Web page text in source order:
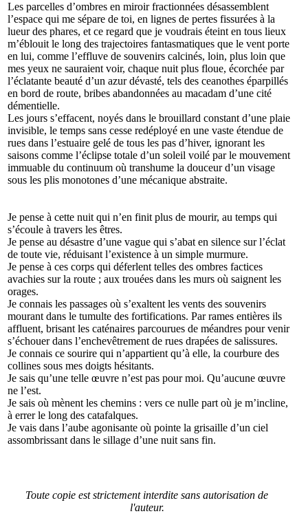
Les parcelles d’ombres en miroir fractionnées désassemblent
l’espace qui me sépare de toi, en lignes de pertes fissurées à la
lueur des phares, et ce regard que je voudrais éteint en tous lieux
m’éblouit le long des trajectoires fantasmatiques que le vent porte
en lui, comme l’effluve de souvenirs calcinés, loin, plus loin que
mes yeux ne sauraient voir, chaque nuit plus floue, écorchée par
l’éclatante beauté d’un azur dévasté, tels des ceanothes éparpillés
en bord de route, bribes abandonnées au macadam d’une cité
démentielle.
Les jours s’effacent, noyés dans le brouillard constant d’une plaie
invisible, le temps sans cesse redéployé en une vaste étendue de
rues dans l’estuaire gelé de tous les pas d’hiver, ignorant les
saisons comme l’éclipse totale d’un soleil voilé par le mouvement
immuable du continuum où transhume la douceur d’un visage
sous les plis monotones d’une mécanique abstraite.
Je pense à cette nuit qui n’en finit plus de mourir, au temps qui
s’écoule à travers les êtres.
Je pense au désastre d’une vague qui s’abat en silence sur l’éclat
de toute vie, réduisant l’existence à un simple murmure.
Je pense à ces corps qui déferlent telles des ombres factices
avachies sur la route ; aux trouées dans les murs où saignent les
orages.
Je connais les passages où s’exaltent les vents des souvenirs
mourant dans le tumulte des fortifications. Par rames entières ils
affluent, brisant les caténaires parcourues de méandres pour venir
s’échouer dans l’enchevêtrement de rues drapées de salissures.
Je connais ce sourire qui n’appartient qu’à elle, la courbure des
collines sous mes doigts hésitants.
Je sais qu’une telle œuvre n’est pas pour moi. Qu’aucune œuvre
ne l’est.
Je sais où mènent les chemins : vers ce nulle part où je m’incline,
à errer le long des catafalques.
Je vais dans l’aube agonisante où pointe la grisaille d’un ciel
assombrissant dans le sillage d’une nuit sans fin.
Toute copie est strictement interdite sans autorisation de
l'auteur.